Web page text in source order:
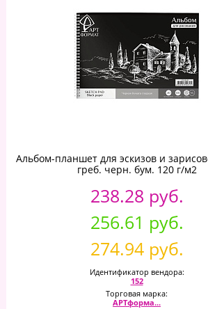
Альбом-планшет для эскизов и
греб. черн. бум. 120 г/м2
238.28 руб.
256.61 руб.
274.94 руб.
Идентификатор вендора:
152
Торговая марка:
АРТформа...